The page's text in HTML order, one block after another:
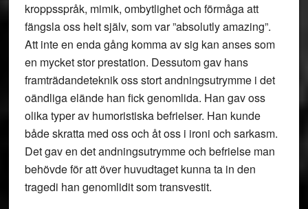
kroppsspråk, mimik, ombytlighet och förmåga att
fängsla oss helt själv, som var ”absolutly amazing”.
Att inte en enda gång komma av sig kan anses som
en mycket stor prestation. Dessutom gav hans
framträdandeteknik oss stort andningsutrymme i det
oändliga elände han fick genomlida. Han gav oss
olika typer av humoristiska befrielser. Han kunde
både skratta med oss och åt oss i ironi och sarkasm.
Det gav en det andningsutrymme och befrielse man
behövde för att över huvudtaget kunna ta in den
tragedi han genomlidit som transvestit.